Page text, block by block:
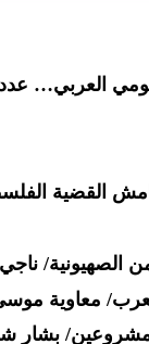
عدد 1 تموز 2016
القضية
الصهيونية/
معاوية
مشروعين/ بشار